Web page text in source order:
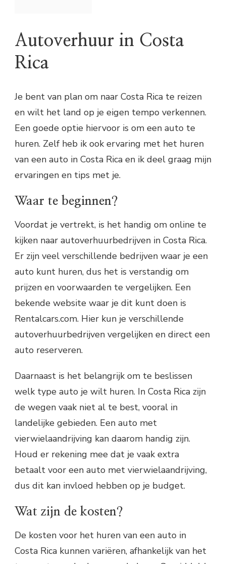
Autoverhuur in Costa
Rica
Je bent van plan om naar Costa Rica te reizen
en wilt het land op je eigen tempo verkennen.
Een goede optie hiervoor is om een auto te
huren. Zelf heb ik ook ervaring met het huren
van een auto in Costa Rica en ik deel graag mijn
ervaringen en tips met je.
Waar te beginnen?
Voordat je vertrekt, is het handig om online te
kijken naar autoverhuurbedrijven in Costa Rica.
Er zijn veel verschillende bedrijven waar je een
auto kunt huren, dus het is verstandig om
prijzen en voorwaarden te vergelijken. Een
bekende website waar je dit kunt doen is
Rentalcars.com. Hier kun je verschillende
autoverhuurbedrijven vergelijken en direct een
auto reserveren.
Daarnaast is het belangrijk om te beslissen
welk type auto je wilt huren. In Costa Rica zijn
de wegen vaak niet al te best, vooral in
landelijke gebieden. Een auto met
vierwielaandrijving kan daarom handig zijn.
Houd er rekening mee dat je vaak extra
betaalt voor een auto met vierwielaandrijving,
dus dit kan invloed hebben op je budget.
Wat zijn de kosten?
De kosten voor het huren van een auto in
Costa Rica kunnen variëren, afhankelijk van het